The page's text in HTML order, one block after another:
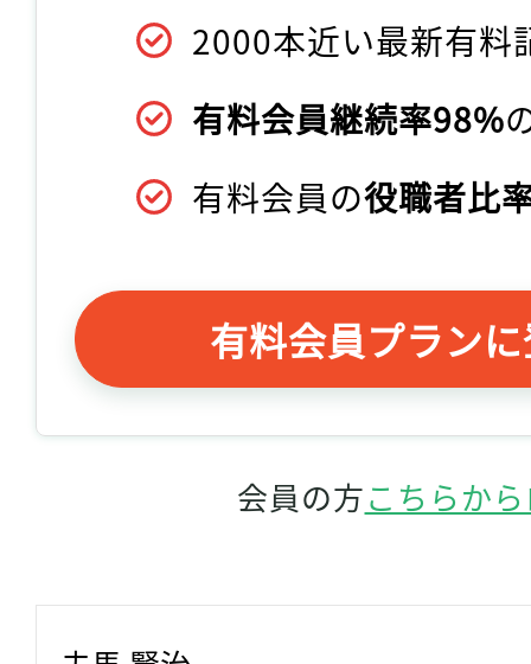
2000本近い最新有料
有料会員継続率98%
有料会員の役職者比
有料会員プラン
会員の方こちらか